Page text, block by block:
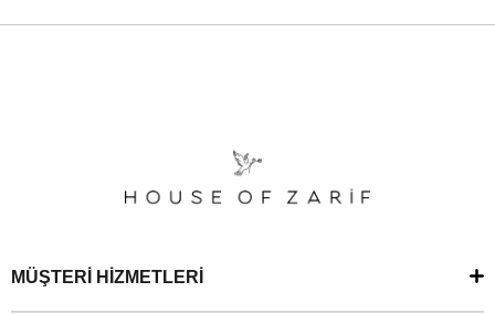
MÜŞTERİ HİZMETLERİ